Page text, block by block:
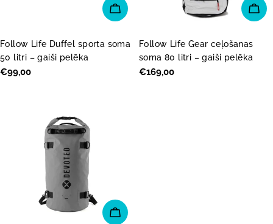
PIEVIENOT GROZAM
Follow Life Duffel sporta soma
50 litri – gaiši pelēka
Parastā
€99,00
Follow Life Gear ceļošanas
soma 80 litri – gaiši pelēka
Parastā
€169,00
PIEVIENOT GROZAM